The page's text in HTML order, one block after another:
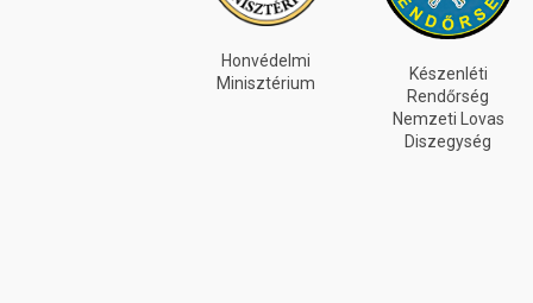
Honvédelmi
Minisztérium
Készenléti
Rendőrség
Nemzeti Lovas
Diszegység